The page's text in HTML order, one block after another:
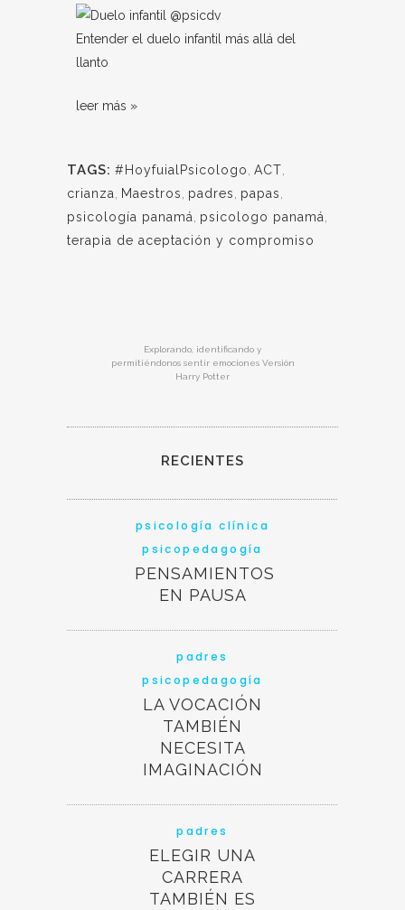
Entender el duelo infantil más allá del
llanto
leer más »
TAGS: #HoyfuialPsicologo ACT
crianza
Maestros padres papas
psicología panamá
psicologo panamá
terapia de aceptación y compromiso
Explorando, identificando y
permitiéndonos sentir emociones Versión
Harry Potter
RECIENTES
psicología clínica
psicopedagogía
PENSAMIENTOS
EN PAUSA
padres
psicopedagogía
LA VOCACIÓN
TAMBIÉN
NECESITA
IMAGINACIÓN
padres
ELEGIR UNA
CARRERA
TAMBIÉN ES